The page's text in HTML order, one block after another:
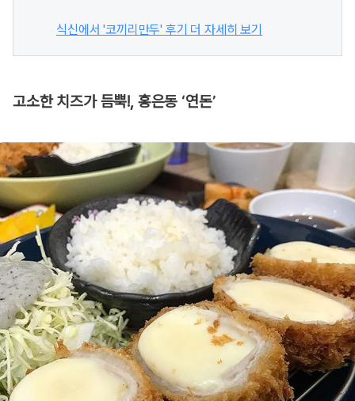
식신에서 '코끼리만두' 후기 더 자세히 보기
고소한 치즈가 듬뿍!, 홍은동 ‘연돈’